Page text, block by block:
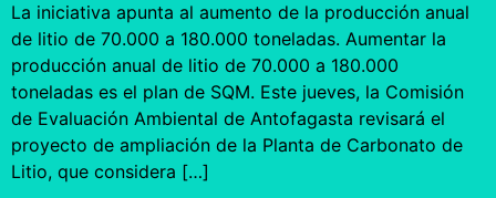
La iniciativa apunta al aumento de la producción anual
de litio de 70.000 a 180.000 toneladas. Aumentar la
producción anual de litio de 70.000 a 180.000
toneladas es el plan de SQM. Este jueves, la Comisión
de Evaluación Ambiental de Antofagasta revisará el
proyecto de ampliación de la Planta de Carbonato de
Litio, que considera […]